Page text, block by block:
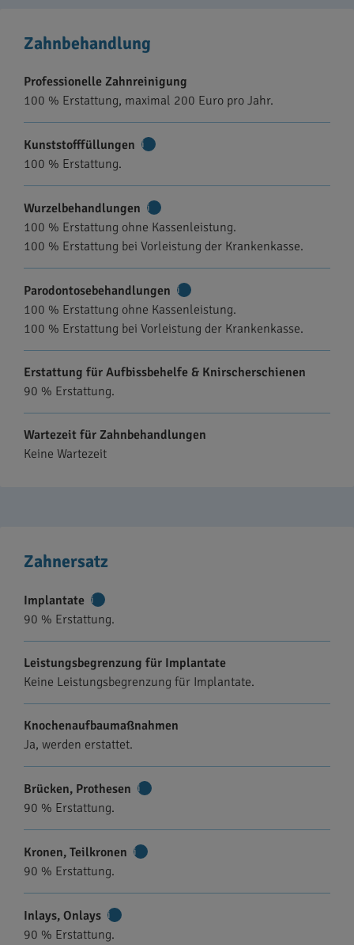
Zahnbehandlung
Professionelle Zahnreinigung
100 % Erstattung, maximal 200 Euro pro Jahr.
Kunststofffüllungen
100 % Erstattung.
Wurzelbehandlungen
Informationen
100 % Erstattung ohne Kassenleistung.
100 % Erstattung bei Vorleistung der Krankenkasse.
Parodontosebehandlungen
Informationen
100 % Erstattung ohne Kassenleistung.
100 % Erstattung bei Vorleistung der Krankenkasse.
Erstattung für Aufbissbehelfe & Knirscherschienen
90 % Erstattung.
Wartezeit für Zahnbehandlungen
Keine Wartezeit
Zahnersatz
Implantate
Informationen
90 % Erstattung.
Leistungsbegrenzung für Implantate
Keine Leistungsbegrenzung für Implantate.
Knochenaufbaumaßnahmen
Ja, werden erstattet.
Brücken, Prothesen
90 % Erstattung.
Kronen, Teilkronen
90 % Erstattung.
Inlays, Onlays
Informationen
90 % Erstattung.